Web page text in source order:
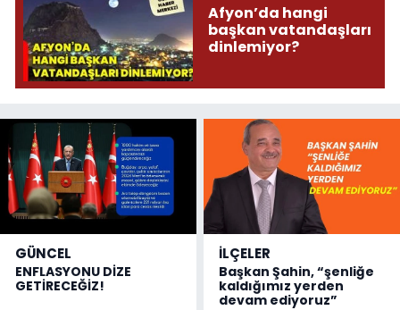
Afyon’da hangi
başkan vatandaşları
dinlemiyor?
GÜNCEL
ENFLASYONU DİZE
GETİRECEĞİZ!
İLÇELER
Başkan Şahin, “şenliğe
kaldığımız yerden
devam ediyoruz”